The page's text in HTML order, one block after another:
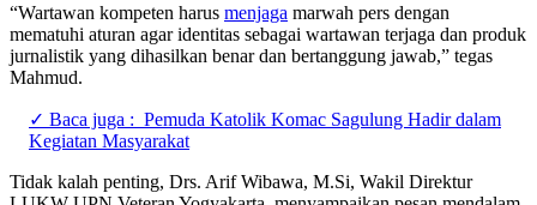
“Wartawan kompeten harus menjaga marwah pers dengan
mematuhi aturan agar identitas sebagai wartawan terjaga dan produk
jurnalistik yang dihasilkan benar dan bertanggung jawab,” tegas
Mahmud.
✓ Baca juga : Pemuda Katolik Komac Sagulung Hadir dalam
Kegiatan Masyarakat
Tidak kalah penting, Drs. Arif Wibawa, M.Si, Wakil Direktur